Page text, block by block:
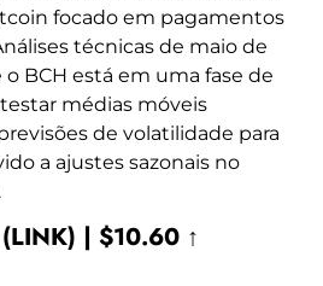
focado em pagamentos
técnicas de maio de
BCH está em uma fase de
médias móveis
de volatilidade para
a ajustes sazonais no
| $10.60 ↑